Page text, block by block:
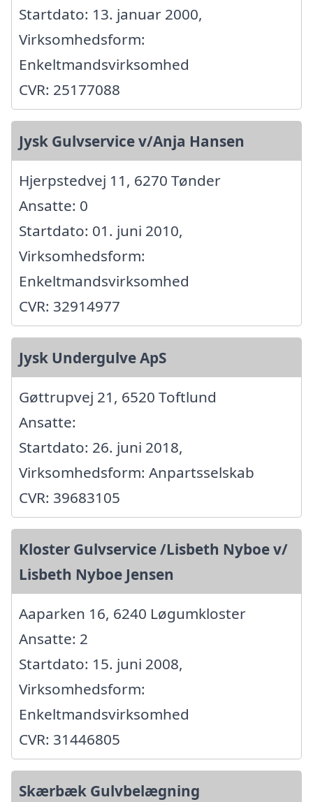
Startdato: 13. januar 2000,
Virksomhedsform:
Enkeltmandsvirksomhed
CVR: 25177088
Jysk Gulvservice v/Anja Hansen
Hjerpstedvej 11, 6270 Tønder
Ansatte: 0
Startdato: 01. juni 2010,
Virksomhedsform:
Enkeltmandsvirksomhed
CVR: 32914977
Jysk Undergulve ApS
Gøttrupvej 21, 6520 Toftlund
Ansatte:
Startdato: 26. juni 2018,
Virksomhedsform: Anpartsselskab
CVR: 39683105
Kloster Gulvservice /Lisbeth Nyboe v/
Lisbeth Nyboe Jensen
Aaparken 16, 6240 Løgumkloster
Ansatte: 2
Startdato: 15. juni 2008,
Virksomhedsform:
Enkeltmandsvirksomhed
CVR: 31446805
Skærbæk Gulvbelægning